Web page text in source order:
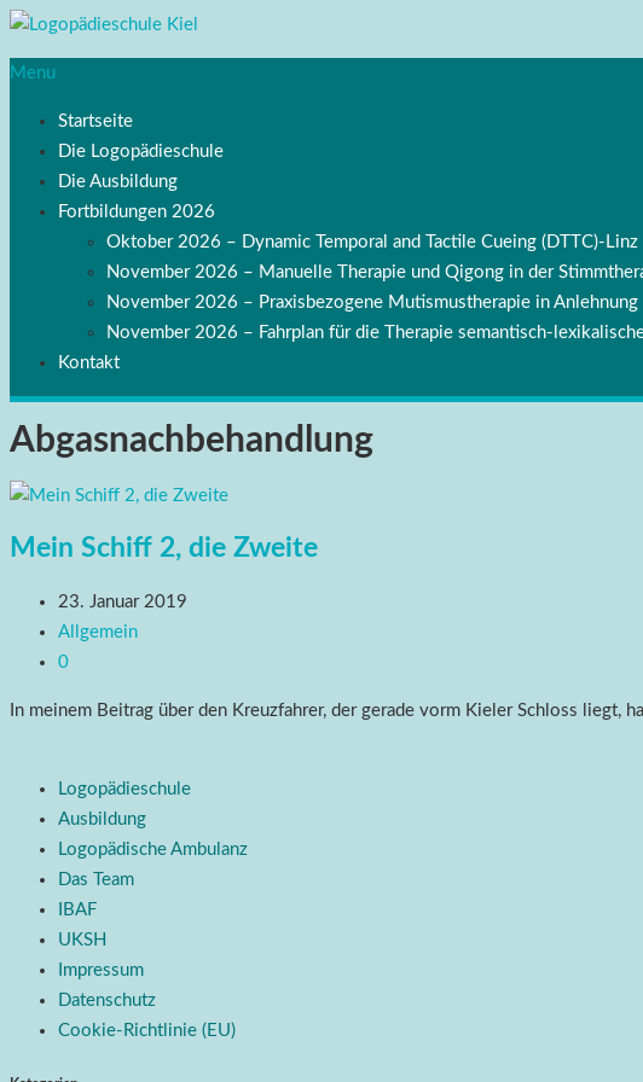
Menu
Startseite
Die Logopädieschule
Die Ausbildung
Fortbildungen 2026
Oktober 2026 – Dynamic Temporal and Tactile Cueing (DTTC)-
November 2026 – Manuelle Therapie und Qigong in der
November 2026 – Praxisbezogene Mutismustherapie in
November 2026 – Fahrplan für die Therapie semantisch-
Kontakt
Abgasnachbehandlung
Mein Schiff 2, die Zweite
23. Januar 2019
Allgemein
0
In meinem Beitrag über den Kreuzfahrer, der gerade vorm Kieler Schloss
Logopädieschule
Ausbildung
Logopädische Ambulanz
Das Team
IBAF
UKSH
Impressum
Datenschutz
Cookie-Richtlinie (EU)